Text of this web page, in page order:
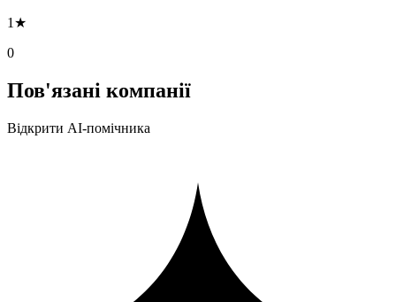
1★
0
Пов'язані компанії
Відкрити AI-помічника